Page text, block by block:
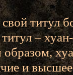
свой
–
и